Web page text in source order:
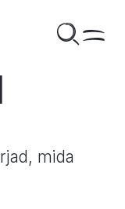
mida